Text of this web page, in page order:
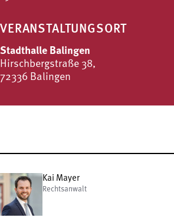
VERANSTALTUNGSORT
Stadthalle Balingen
Hirschbergstraße 38,
72336 Balingen
Kai Mayer
Rechtsanwalt